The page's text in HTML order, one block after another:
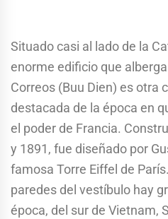
Situado casi al lado de la
enorme edificio que
Correos (Buu Dien) es otra
destacada de la época en
el poder de Francia.
y 1891, fue diseñado por
famosa Torre Eiffel de
paredes del vestíbulo hay
época, del sur de Vietnam,